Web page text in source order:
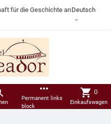
für die Geschichte anDeutsch

more_horiz
Permanent links
block
shopping_cart 0
Einkaufswagen